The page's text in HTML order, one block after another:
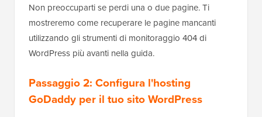
Non preoccuparti se perdi una o due pagine. Ti
mostreremo come recuperare le pagine mancanti
utilizzando gli strumenti di monitoraggio 404 di
WordPress più avanti nella guida.
Passaggio 2: Configura l'hosting
GoDaddy per il tuo sito WordPress